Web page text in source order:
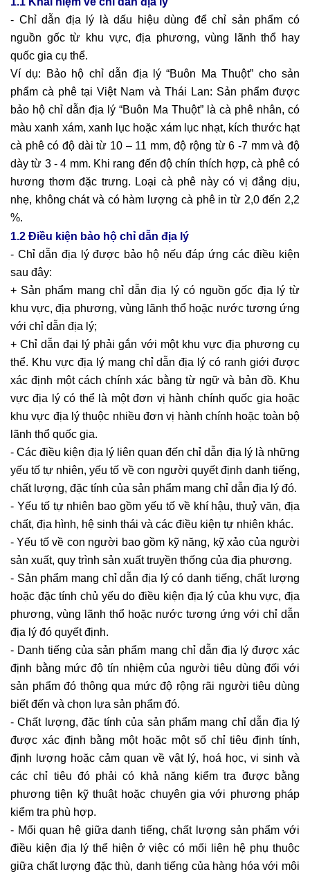
- Chỉ dẫn địa lý là dấu hiệu dùng để chỉ sản phẩm có
nguồn gốc từ khu vực, địa phương, vùng lãnh thổ hay
quốc gia cụ thể.
Ví dụ: Bảo hộ chỉ dẫn địa lý “Buôn Ma Thuột” cho sản
phẩm cà phê tại Việt Nam và Thái Lan: Sản phẩm được
bảo hộ chỉ dẫn địa lý “Buôn Ma Thuột” là cà phê nhân, có
màu xanh xám, xanh lục hoặc xám lục nhạt, kích thước hạt
cà phê có độ dài từ 10 – 11 mm, độ rộng từ 6 -7 mm và độ
dày từ 3 - 4 mm. Khi rang đến độ chín thích hợp, cà phê có
hương thơm đặc trưng. Loại cà phê này có vị đắng dịu,
nhẹ, không chát và có hàm lượng cà phê in từ 2,0 đến 2,2
%.
1.2 Điều kiện bảo hộ chỉ dẫn địa lý
- Chỉ dẫn địa lý được bảo hộ nếu đáp ứng các điều kiện
sau đây:
+ Sản phẩm mang chỉ dẫn địa lý có nguồn gốc địa lý từ
khu vực, địa phương, vùng lãnh thổ hoặc nước tương ứng
với chỉ dẫn địa lý;
+ Chỉ dẫn đại lý phải gắn với một khu vực địa phương cụ
thể. Khu vực địa lý mang chỉ dẫn địa lý có ranh giới được
xác định một cách chính xác bằng từ ngữ và bản đồ. Khu
vực địa lý có thể là một đơn vị hành chính quốc gia hoặc
khu vực địa lý thuộc nhiều đơn vị hành chính hoặc toàn bộ
lãnh thổ quốc gia.
- Các điều kiện địa lý liên quan đến chỉ dẫn địa lý là những
yếu tố tự nhiên, yếu tố về con người quyết định danh tiếng,
chất lượng, đặc tính của sản phẩm mang chỉ dẫn địa lý đó.
- Yếu tố tự nhiên bao gồm yếu tố về khí hậu, thuỷ văn, địa
chất, địa hình, hệ sinh thái và các điều kiện tự nhiên khác.
- Yếu tố về con người bao gồm kỹ năng, kỹ xảo của người
sản xuất, quy trình sản xuất truyền thống của địa phương.
- Sản phẩm mang chỉ dẫn địa lý có danh tiếng, chất lượng
hoặc đặc tính chủ yếu do điều kiện địa lý của khu vực, địa
phương, vùng lãnh thổ hoặc nước tương ứng với chỉ dẫn
địa lý đó quyết định.
- Danh tiếng của sản phẩm mang chỉ dẫn địa lý được xác
định bằng mức độ tín nhiệm của người tiêu dùng đối với
sản phẩm đó thông qua mức độ rộng rãi người tiêu dùng
biết đến và chọn lựa sản phẩm đó.
- Chất lượng, đặc tính của sản phẩm mang chỉ dẫn địa lý
được xác định bằng một hoặc một số chỉ tiêu định tính,
định lượng hoặc cảm quan về vật lý, hoá học, vi sinh và
các chỉ tiêu đó phải có khả năng kiểm tra được bằng
phương tiện kỹ thuật hoặc chuyên gia với phương pháp
kiểm tra phù hợp.
- Mối quan hệ giữa danh tiếng, chất lượng sản phẩm với
điều kiện địa lý thể hiện ở việc có mối liên hệ phụ thuộc
giữa chất lượng đặc thù, danh tiếng của hàng hóa với môi